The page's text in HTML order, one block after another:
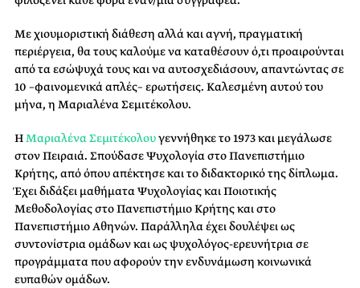
Με χιουμοριστική διάθεση αλλά και αγνή, πραγματική
περιέργεια, θα τους καλούμε να καταθέσουν ό,τι προαιρούνται
από τα εσώψυχά τους και να αυτοσχεδιάσουν, απαντώντας σε
10 –φαινομενικά απλές– ερωτήσεις. Καλεσμένη αυτού του
μήνα, η Μαριαλένα Σεμιτέκολου.
HΜαριαλένα Σεµιτέκολουγεννήθηκε το 1973 και μεγάλωσε
στον Πειραιά. Σπούδασε Ψυχολογία στο Πανεπιστήμιο
Κρήτης, από όπου απέκτησε και το διδακτορικό της δίπλωμα.
Έχει διδάξει μαθήματα Ψυχολογίας και Ποιοτικής
Μεθοδολογίας στο Πανεπιστήμιο Κρήτης και στο
Πανεπιστήμιο Αθηνών. Παράλληλα έχει δουλέψει ως
συντονίστρια ομάδων και ως ψυχολόγος-ερευνήτρια σε
προγράμματα που αφορούν την ενδυνάμωση κοινωνικά
ευπαθών ομάδων.